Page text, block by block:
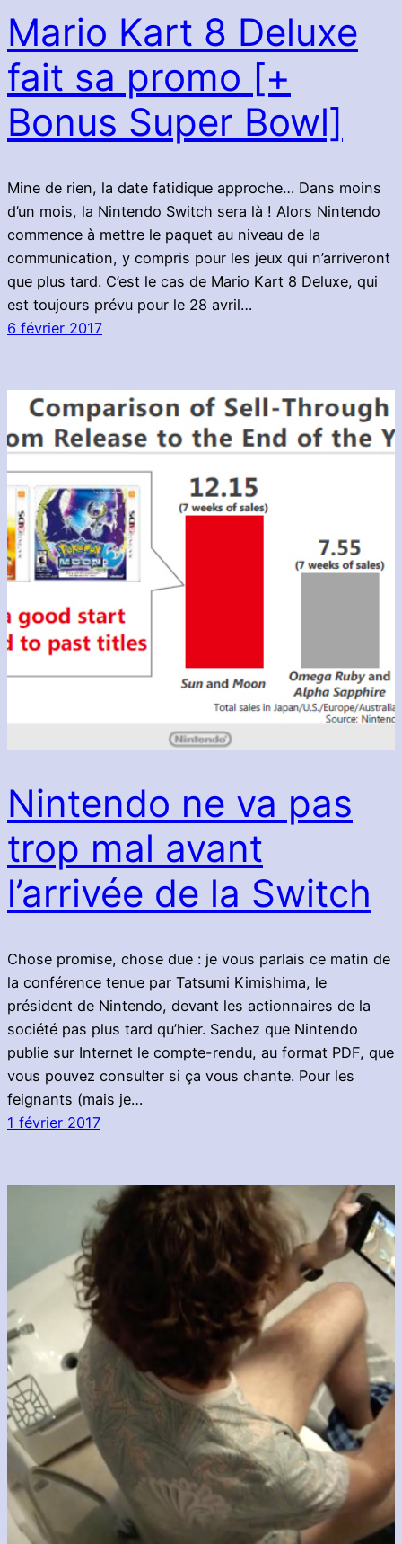
Mario Kart 8 Deluxe
fait sa promo [+
Bonus Super Bowl]
Mine de rien, la date fatidique approche… Dans moins
d’un mois, la Nintendo Switch sera là ! Alors Nintendo
commence à mettre le paquet au niveau de la
communication, y compris pour les jeux qui n’arriveront
que plus tard. C’est le cas de Mario Kart 8 Deluxe, qui
est toujours prévu pour le 28 avril…
6 février 2017
Nintendo ne va pas
trop mal avant
l’arrivée de la Switch
Chose promise, chose due : je vous parlais ce matin de
la conférence tenue par Tatsumi Kimishima, le
président de Nintendo, devant les actionnaires de la
société pas plus tard qu’hier. Sachez que Nintendo
publie sur Internet le compte-rendu, au format PDF, que
vous pouvez consulter si ça vous chante. Pour les
feignants (mais je…
1 février 2017